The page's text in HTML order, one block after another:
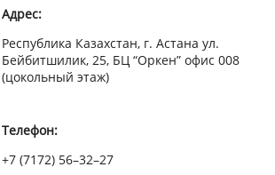
Адрес:
Республика Казахстан, г. Астана ул.
Бейбитшилик, 25, БЦ “Оркен” офис 008
(цокольный этаж)
Телефон:
+7 (7172) 56–32–27